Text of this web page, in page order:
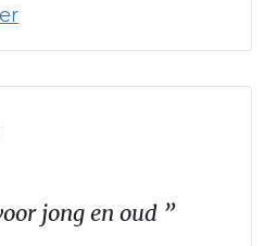
jong en oud ”